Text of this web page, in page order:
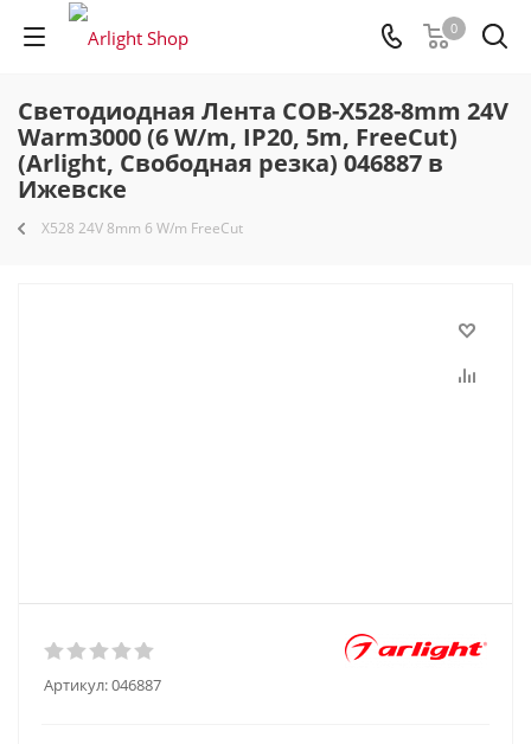
0
Светодиодная Лента COB-X528-8mm 24V
Warm3000 (6 W/m, IP20, 5m, FreeCut)
(Arlight, Свободная резка) 046887 в
Ижевске
X528 24V 8mm 6 W/m FreeCut
Артикул:046887